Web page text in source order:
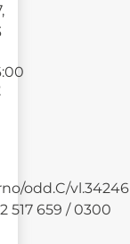
odd.C/vl.34246
517 659 / 0300